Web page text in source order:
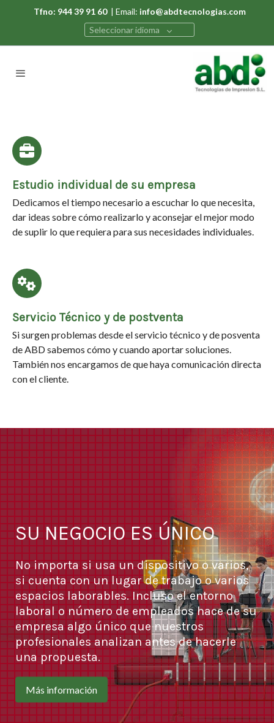
Tfno: 944 39 91 60| Email: info@abdtecnologias.com
Seleccionar idioma
Estudio individual de su empresa
Dedicamos el tiempo necesario a escuchar lo que necesita,
dar ideas sobre cómo realizarlo y aconsejar el mejor modo
de suplir lo que requiera para sus necesidades individuales.
Servicio Técnico y de postventa
Si surgen problemas desde el servicio técnico y de posventa
de ABD sabemos cómo y cuando aportar soluciones.
También nos encargamos de que haya comunicación directa
con el cliente.
SU NEGOCIO ES ÚNICO
No importa si usa un dispositivo o varios,
si cuenta con un lugar de trabajo o varios
espacios laborables. Incluso el entorno
laboral o número de empleados hace de su
empresa algo único que nuestros
profesionales analizan antes de hacerle
una propuesta.
Más información